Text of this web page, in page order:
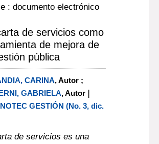
: documento electrónico
de servicios como
de mejora de
pública
CARINA, Autor ;
GABRIELA, Autor |
GESTIÓN (No. 3, dic.
de servicios es una